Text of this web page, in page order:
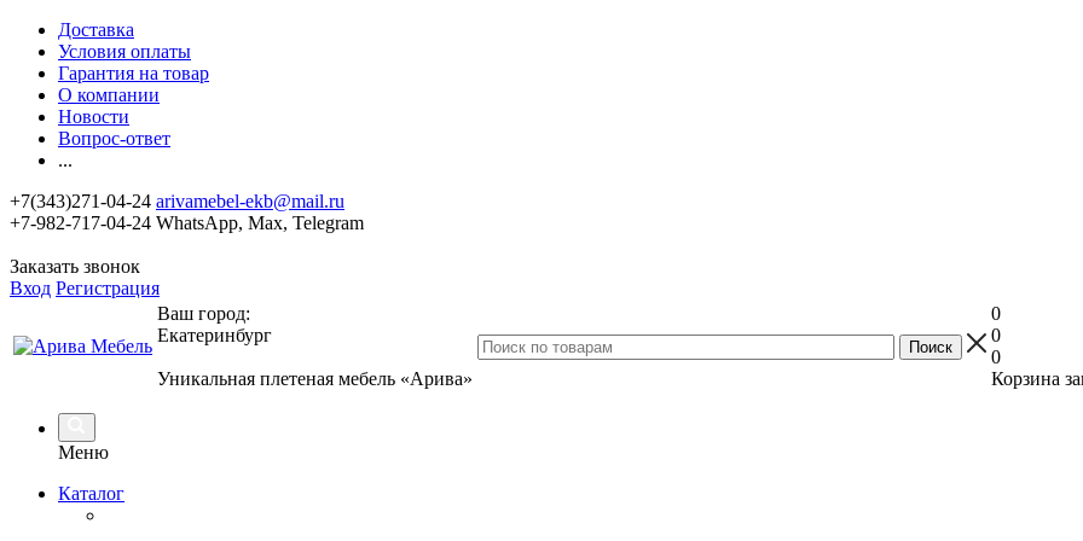
Доставка
Условия оплаты
Гарантия на товар
О компании
Новости
Вопрос-ответ
...
+7(343)271-04-24 arivamebel-ekb@mail.ru
+7-982-717-04-24 WhatsApp, Max, Telegram
Заказать звонок
Вход Регистрация
Ваш город:
Екатеринбург
Уникальная плетеная мебель «Арива»
0
0
0
Корзина
Меню
Каталог